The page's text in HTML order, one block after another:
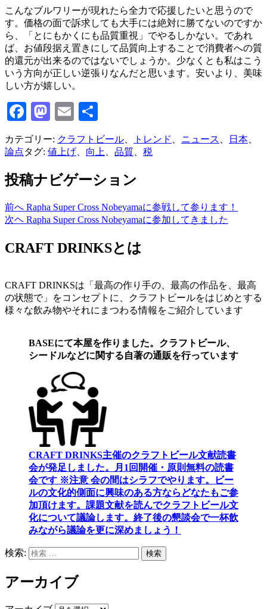
こんなブルワリーが現れたら全力で応援したいと思うので
す。価格の面で訴求しても大手には絶対に勝てないのですか
ら、「とにもかくにも品質重視」でやるしかない。であれ
ば、お値段据え置きにして品質向上することで消費者への質
的還元が出来るのではないでしょうか。少なくとも私はこう
いう方向が正しい逆張りなんだと思います。安いより、美味
しい方が嬉しい。
Facebook
Mastodon
Email
有
カテゴリー: クラフトビール トレンド ニュース 日本
論点タグ: 値上げ 向上 品質 税
投稿ナビゲーション
前へ Rapha Super Cross Nobeyamaに参戦して参ります！
次ヘ Rapha Super Cross Nobeyamaに参加してきました
CRAFT DRINKSとは
CRAFT DRINKSは「最高の作り手の、最高の作品を、最高
の状態で」をコンセプトに、クラフトビールをはじめとする
様々な飲み物やそれにまつわる情報をご紹介しています
BASEにて本屋を作りました。クラフトビール、
シードルなどに関する自著の通販を行っています
CRAFT DRINKS主催のクラフトビール文献読書
会が発足しました。
月1回開催・原則無料の読書
会です ※注意 会の間はシラフでやります。
ビー
ルの文化的側面に興味のある方ならどなたもご参
加頂けます。 課題文献を読んでクラフトビール文
化について議論します。 終了後の懇談会で一杯飲
みながら議論を更に深めましょう！
検索: 検索
アーカイブ